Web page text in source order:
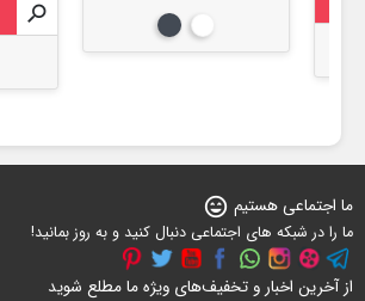
مشکی
ما اجتماعی هستیم sentiment_very_satisfied
ما را در شبکه های اجتماعی دنبال کنید و به روز بمانید!
از آخرین اخبار و تخفیف‌های ویژه ما مطلع شوید